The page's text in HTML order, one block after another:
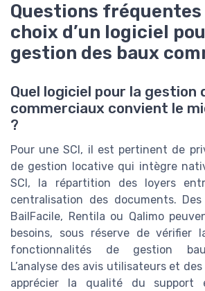
Questions fréquentes
choix d’un logiciel
gestion des baux
Quel logiciel pour la gestion
commerciaux convient le
?
Pour une SCI, il est pertinent de
de gestion locative qui intègre
SCI, la répartition des loyers
centralisation des documents.
BailFacile, Rentila ou Qalimo
besoins, sous réserve de vérifier
fonctionnalités de gestion
L’analyse des avis utilisateurs et
apprécier la qualité du support